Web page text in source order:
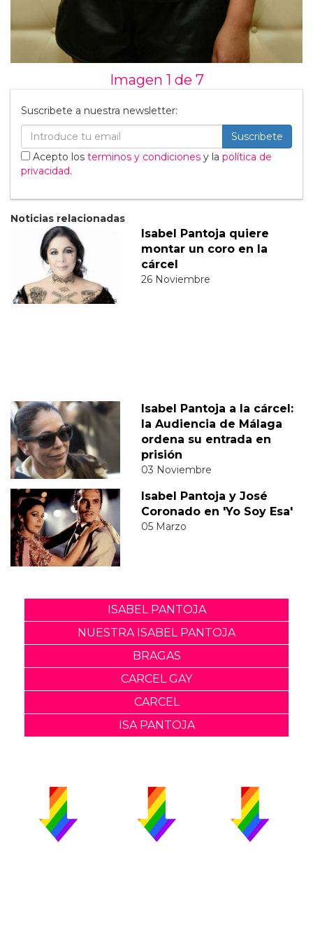
Imagen 1 de 7
Suscribete a nuestra newsletter:
Suscribete
Acepto los terminos y condiciones y la política de
privacidad.
Noticias relacionadas
Isabel Pantoja quiere
montar un coro en la
cárcel
26 Noviembre
Isabel Pantoja a la cárcel:
la Audiencia de Málaga
ordena su entrada en
prisión
03 Noviembre
Isabel Pantoja y José
Coronado en 'Yo Soy Esa'
05 Marzo
ISABEL PANTOJA
NUESTRA ISABEL PANTOJA
BRAGAS
CARCEL GAY
CARCEL
ISA PANTOJA